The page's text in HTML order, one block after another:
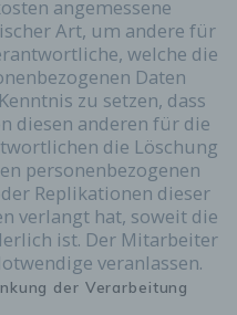
angemessene
Art, um andere für
welche die
Daten
zu setzen, dass
diesen anderen für die
die Löschung
personenbezogenen
Replikationen dieser
verlangt hat, soweit die
ist. Der Mitarbeiter
veranlassen.
der Verarbeitung
im Blog auf der
einem Blog, der sich
für die Verarbeitung
die Möglichkeit,
zu einzelnen Blog-
Ein Blog ist ein auf
in der Regel öffentlich
eine oder mehrere
Web-Blogger genannt
oder Gedanken in
können.